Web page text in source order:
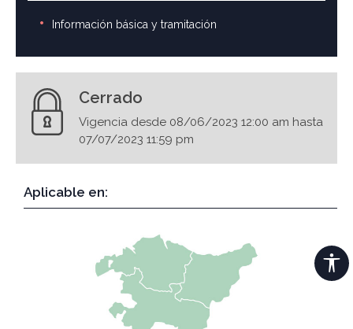
Información básica y tramitación
Cerrado
Vigencia desde 08/06/2023 12:00 am hasta
07/07/2023 11:59 pm
Aplicable en: